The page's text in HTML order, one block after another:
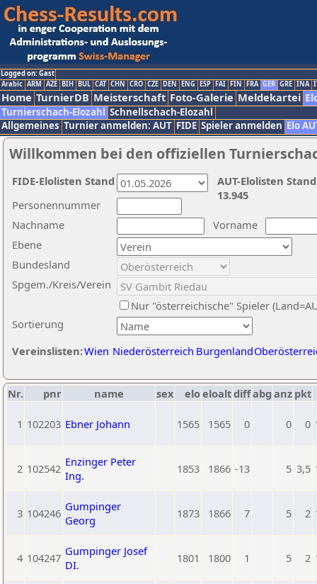
Logged on: Gast
Arabic ARM AZE BIH BUL CAT CHN CRO CZE DEN ENG ESP FAI FIN FRA GER GRE INA
Home TurnierDB Meisterschaft Foto-Galerie Meldekartei
Turnierschach-Elozahl Schnellschach-Elozahl
Allgemeines Turnier anmelden: AUT FIDE Spieler anmelden Elo
Willkommen bei den offiziellen
Nachname
Vorname
Ebene
Sortierung
Personennummer
Bundesland
Spgem./Kreis/Verein
Nur "österreichische" Spieler
Vereinslisten:Wien Niederösterreich Burgenland
AUT-Elolisten
13.945
FIDE-Elolisten Stand
Nr. pnr name sex eloeloaltdiffabg anz pkt
1 102203 Ebner Johann 1565 1565 0 0 0
2 102542 Enzinger Peter
Ing.
1853 1866 -13 5 3,5
3 104246 Gumpinger
Georg
1873 1866 7 5 2
4 104247 Gumpinger Josef
DI.
1801 1800 1 5 2